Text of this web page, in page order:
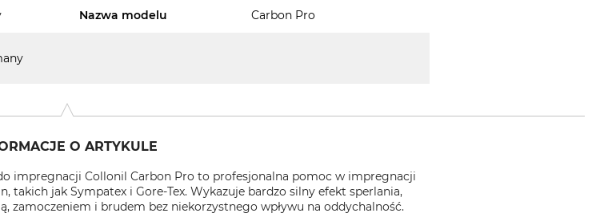
Nazwa modelu Carbon Pro
O ARTYKULE
impregnacji Collonil Carbon Pro to profesjonalna pomoc w impregnacji
takich jak Sympatex i Gore-Tex. Wykazuje bardzo silny efekt sperlania,
zamoczeniem i brudem bez niekorzystnego wpływu na oddychalność.